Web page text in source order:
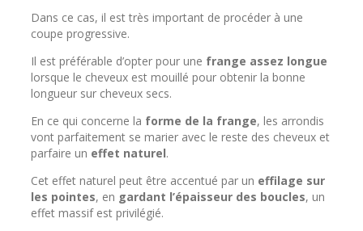
Dans ce cas, il est très important de procéder à une
coupe progressive.
Il est préférable d’opter pour une frange assez longue
lorsque le cheveux est mouillé pour obtenir la bonne
longueur sur cheveux secs.
En ce qui concerne la forme de la frange, les arrondis
vont parfaitement se marier avec le reste des cheveux et
parfaire un effet naturel.
Cet effet naturel peut être accentué par un effilage sur
les pointes, en gardant l’épaisseur des boucles, un
effet massif est privilégié.